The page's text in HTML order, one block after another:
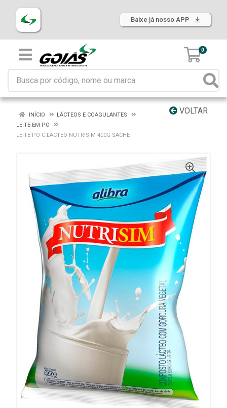
Baixe já nosso APP
0
VOLTAR
INÍCIO
LÁCTEOS E COAGULANTES
LEITE EM PÓ
LEITE PO C.LACTEO NUTRISIM 400G SACHE